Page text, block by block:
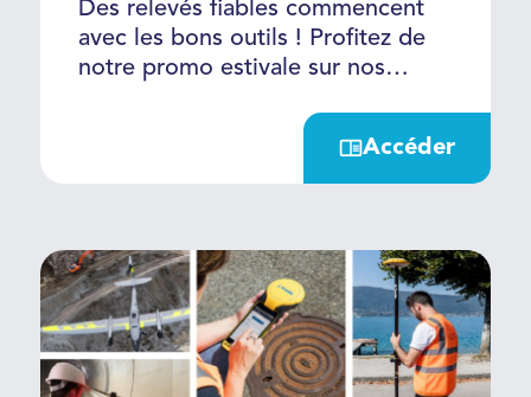
Des relevés fiables commencent
avec les bons outils ! Profitez de
notre promo estivale sur nos
GNSS et stations totales, allant
jusqu’à - 40% de remise sur nos
packs clés en main.
Accéder